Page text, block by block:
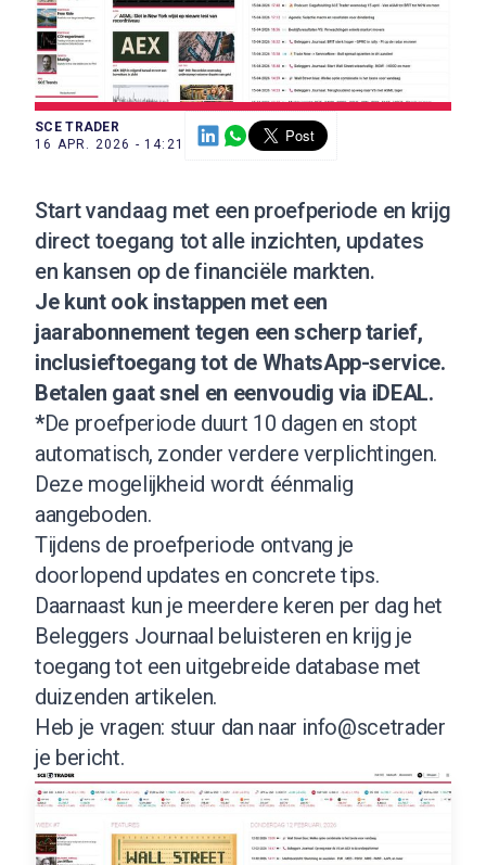
SCE TRADER
16 APR. 2026 - 14:21
Start vandaag met een proefperiode en krijg
direct toegang tot alle inzichten, updates
en kansen op de financiële markten.
Je kunt ook instappen met een
jaarabonnement tegen een scherp tarief,
inclusieftoegang tot de WhatsApp-service.
Betalen gaat snel en eenvoudig via iDEAL.
*De proefperiode duurt 10 dagen en stopt
automatisch, zonder verdere verplichtingen.
Deze mogelijkheid wordt éénmalig
aangeboden.
Tijdens de proefperiode ontvang je
doorlopend updates en concrete tips.
Daarnaast kun je meerdere keren per dag het
Beleggers Journaal beluisteren en krijg je
toegang tot een uitgebreide database met
duizenden artikelen.
Heb je vragen: stuur dan naar info@scetrader
je bericht.